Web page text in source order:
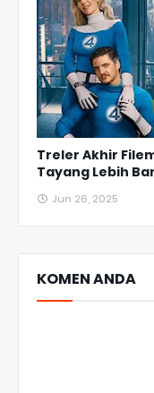
Treler Akhir
Tayang Lebih
Jun 26, 2025
KOMEN ANDA